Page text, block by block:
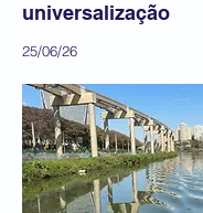
universalização
25/06/26